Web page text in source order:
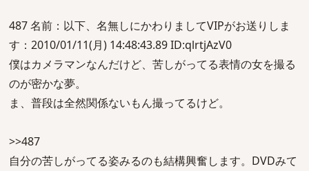
487 名前：以下、名無しにかわりましてVIPがお送りしま
す：2010/01/11(月) 14:48:43.89 ID:qlrtjAzV0
僕はカメラマンなんだけど、苦しがってる表情の女を撮る
のが密かな夢。
ま、普段は全然関係ないもん撮ってるけど。
>>487
自分の苦しがってる姿みるのも結構興奮します。DVDみて